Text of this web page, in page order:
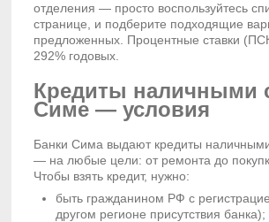
отделения — просто воспользуйтесь
странице, и подберите подходящие
предложенных. Процентные ставки
292% годовых.
Кредиты наличными
Симе — условия
Банки Сима выдают кредиты
— на любые цели: от ремонта до
Чтобы взять кредит, нужно:
быть гражданином РФ с
другом регионе присутствия банка);